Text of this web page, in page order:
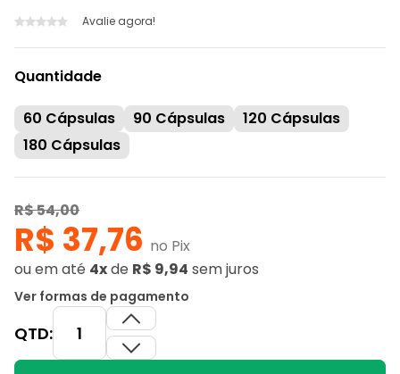
Avalie agora!
R$ 54,00
R$ 37,76 no Pix
ouem até 4xde R$ 9,94 sem juros
Ver formas de pagamento
Quantidade
60 Cápsulas 90 Cápsulas
120 Cápsulas
180 Cápsulas
QTD: